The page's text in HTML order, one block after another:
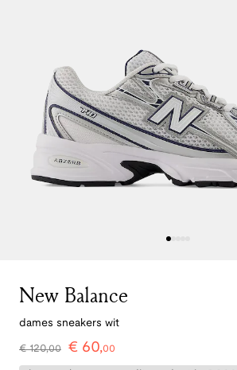
New Balance
dames sneakers wit
€120,00 € 60,00